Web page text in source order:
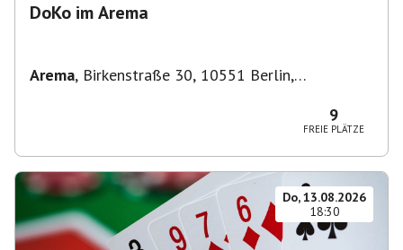
DoKo im Arema
Arema, Birkenstraße 30, 10551 Berlin,
9
FREIE PLÄTZE
Do, 13.08.2026
18:30